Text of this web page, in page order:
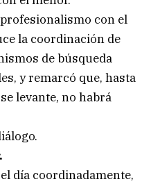
con el
la coordinación de
de búsqueda
y remarcó que, hasta
levante, no habrá
día coordinadamente,